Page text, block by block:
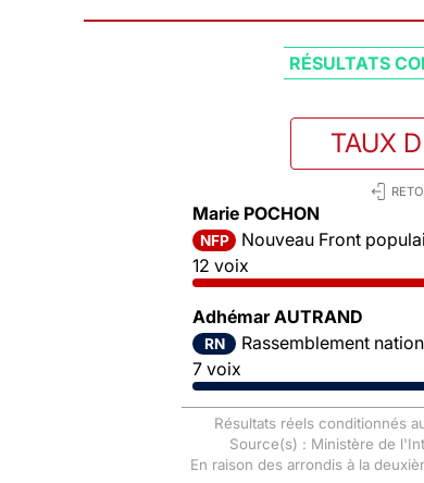
RÉSULTATS
TAUX
Marie POCHON
NFP
Nouveau Front
12 voix
Adhémar AUTRAND
RN
Rassemblement
7 voix
Résultats réels conditionnés
Source(s) : Ministère de
En raison des arrondis à la